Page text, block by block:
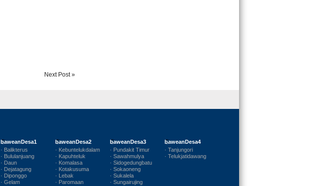
Next Post »
baweanDesa1
· Balikterus
· Bululanjuang
· Daun
· Dejatagung
· Diponggo
· Gelam
baweanDesa2
· Kebuntelukdalam
· Kapuhteluk
· Komalasa
· Kotakusuma
· Lebak
· Paromaan
baweanDesa3
· Pundakit Timur
· Sawahmulya
· Sidogedungbatu
· Sokaoneng
· Sukalela
· Sungairujing
baweanDesa4
· Tanjungori
· Telukjatidawang